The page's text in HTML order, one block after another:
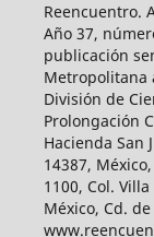
Reencuentro.
Año 37,
publicación
Metropolitana
División de
Prolongación
Hacienda San
14387,
1100, Col.
México, Cd.